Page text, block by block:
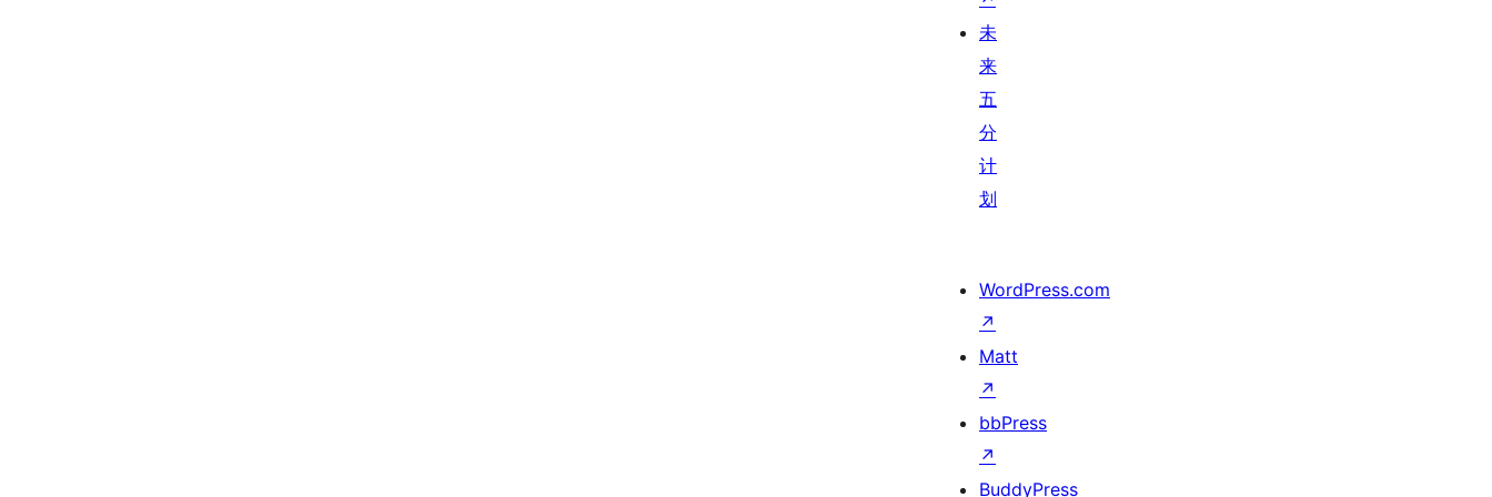
未
来
五
分
计
划
WordPress.com
↗
Matt
↗
bbPress
↗
BuddyPress